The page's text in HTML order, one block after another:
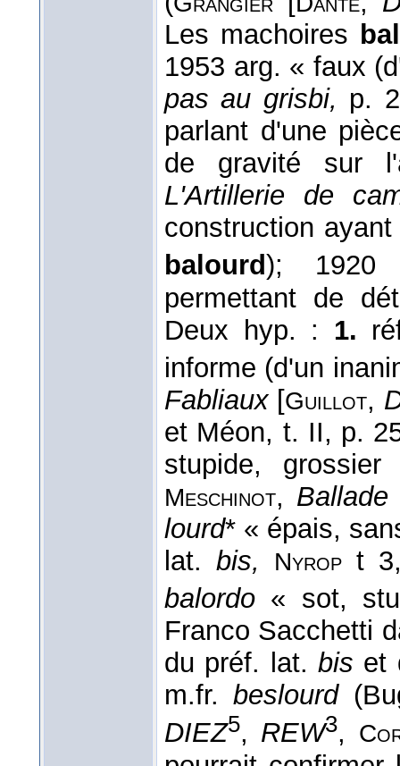
Les machoires
1953 arg. « faux
pas au grisbi, p.
parlant d'une
de gravité sur
L'Artillerie de
construction
balourd); 1920
permettant de
Deux hyp. : 1.
informe (d'un
Fabliaux[Guillot,
et Méon, t. II, p.
stupide,
Meschinot,
lourd* « épais,
lat. bis, Nyropt 3,
balordo « sot,
Franco Sacchetti
du préf. lat.bis et
m.fr.beslourd
DIEZ5, REW3,